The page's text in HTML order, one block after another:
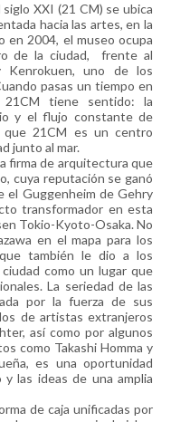
XXI (21 CM) se ubica
hacia las artes, en la
en 2004, el museo ocupa
de la ciudad, frente al
Kenrokuen, uno de los
pasas un tiempo en
21CM tiene sentido: la
y el flujo constante de
21CM es un centro
junto al mar.
firma de arquitectura que
cuya reputación se ganó
el Guggenheim de Gehry
transformador en esta
Tokio-Kyoto-Osaka. No
en el mapa para los
también le dio a los
como un lugar que
La seriedad de las
por la fuerza de sus
de artistas extranjeros
así como por algunos
como Takashi Homma y
es una oportunidad
las ideas de una amplia
de caja unificadas por